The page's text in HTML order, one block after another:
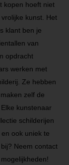
kopen hoeft niet
kunst. Het
klant ben je
van
opdracht
werken met
Ze hebben
zelf de
kunstenaar
schilderijen
ook uniek te
Neem contact